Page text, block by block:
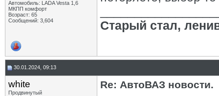
Автомобиль: LADA Vesta 1,6
МКПП комфорт
Возраст: 65
Сообщений: 3,604
Старый стал,
30.01.2024, 09:13
white
Продвинутый
Re: АвтоВАЗ новости.